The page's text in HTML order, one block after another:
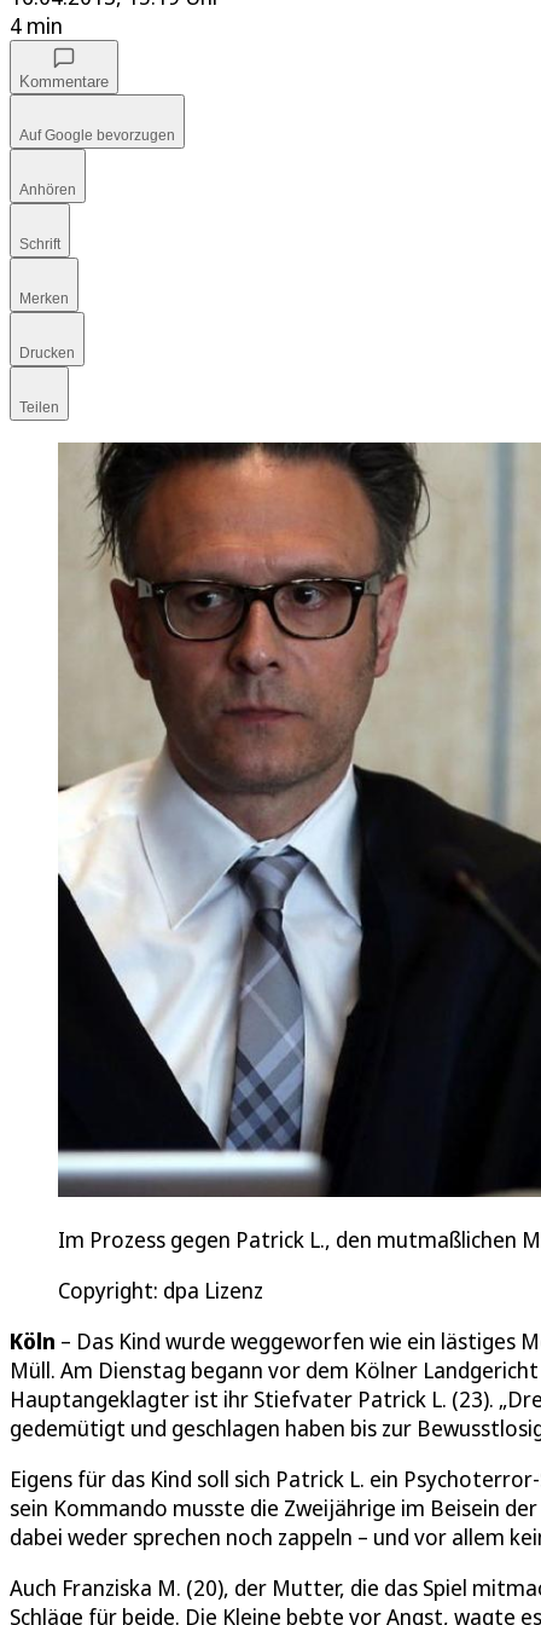
4 min
Kommentare
Auf Google bevorzugen
Anhören
Schrift
Merken
Drucken
Teilen
Im Prozess gegen Patrick L., den mutmaßlichen
Copyright: dpa Lizenz
Köln – Das Kind wurde weggeworfen wie ein lästiges
Müll. Am Dienstag begann vor dem Kölner
Hauptangeklagter ist ihr Stiefvater Patrick L. (23).
gedemütigt und geschlagen haben bis zur
Eigens für das Kind soll sich Patrick L. ein
sein Kommando musste die Zweijährige im Beisein
dabei weder sprechen noch zappeln – und vor allem
Auch Franziska M. (20), der Mutter, die das Spiel
Schläge für beide. Die Kleine bebte vor Angst, wagte